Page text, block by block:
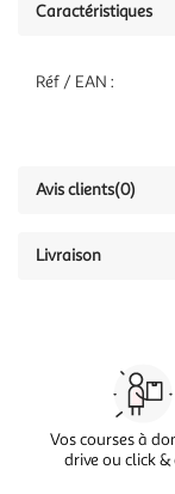
Caractéristiques
Réf / EAN :
Avis clients(0)
Livraison
Vos courses à
drive ou click